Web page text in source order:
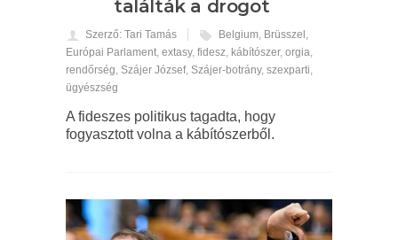
találták a drogot
Szerző: Tari Tamás Belgium, Brüsszel ,
Európai Parlament, extasy, fidesz, kábítószer, orgia,
rendőrség, Szájer József, Szájer-botrány, szexparti,
ügyészség
A fideszes politikus tagadta, hogy
fogyasztott volna a kábítószerből.